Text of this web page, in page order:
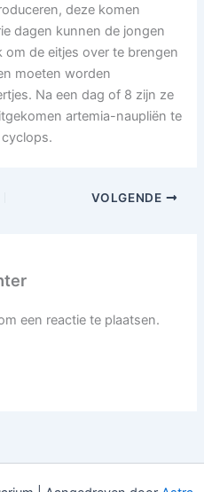
deze komen
dagen kunnen de jongen
de eitjes over te brengen
moeten worden
Na een dag of 8 zijn ze
artemia-naupliën te
VOLGENDE
een reactie te plaatsen.